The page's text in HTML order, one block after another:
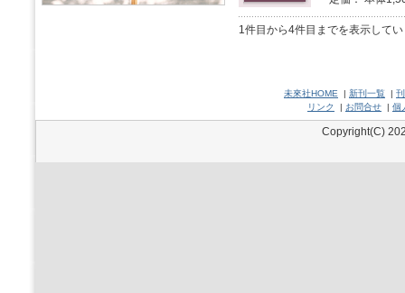
1件目から4件目までを表示して
未來社HOME | 新刊一覧 |
リンク
| お問合せ | 個
Copyright(C)